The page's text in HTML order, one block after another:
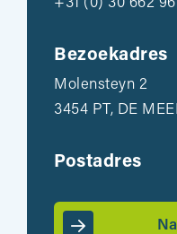
+31 (0) 30 662
Bezoekadres
Molensteyn 2
3454 PT, DE
Postadres